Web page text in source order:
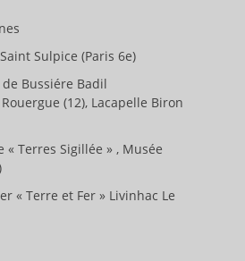
Sulpice (Paris 6e)
Bussiére Badil
(12), Lacapelle Biron
« Terres Sigillée » , Musée
« Terre et Fer » Livinhac Le